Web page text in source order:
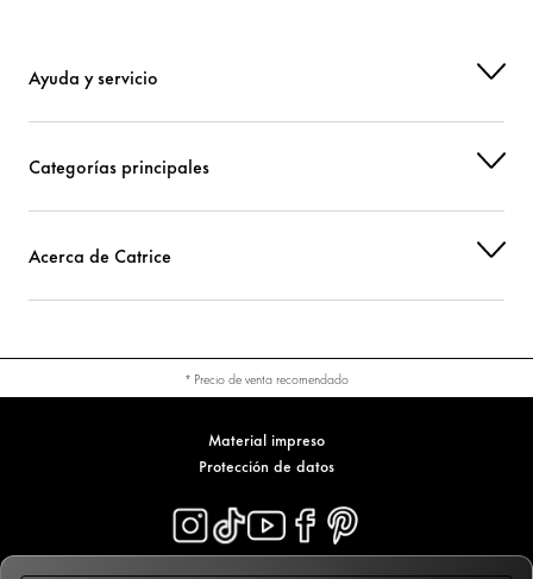
Ayuda y servicio
Categorías principales
Acerca de Catrice
* Precio de venta recomendado
Material impreso
Protección de datos